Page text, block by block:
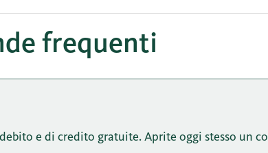
frequenti
e di credito gratuite. Aprite oggi stesso un